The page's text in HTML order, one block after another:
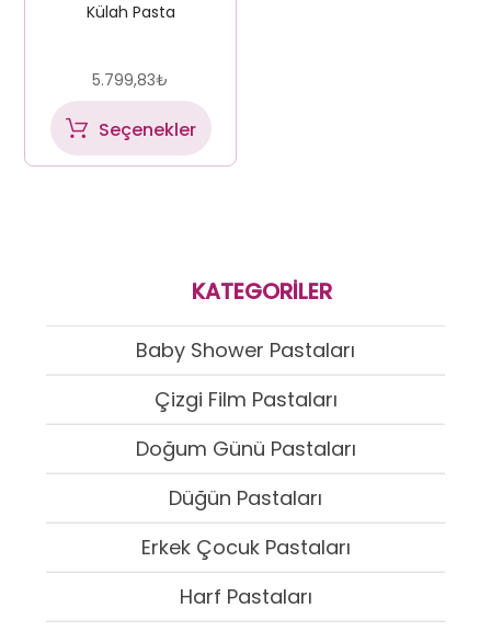
Külah Pasta
5.799,83₺
Seçenekler
KATEGORILER
Baby Shower Pastaları
Çizgi Film Pastaları
Doğum Günü Pastaları
Düğün Pastaları
Erkek Çocuk Pastaları
Harf Pastaları